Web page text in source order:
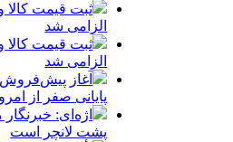
الزامی شد
الزامی شد
آغاز پیش‌فروش
پایانی صفر از
اژه‌ای:
پشت لانچر است